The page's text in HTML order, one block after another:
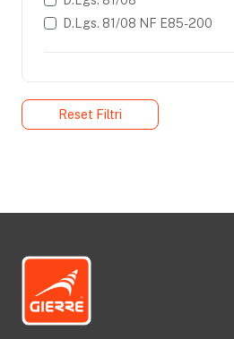
D.Lgs. 81/08 NF E85-200
Reset Filtri